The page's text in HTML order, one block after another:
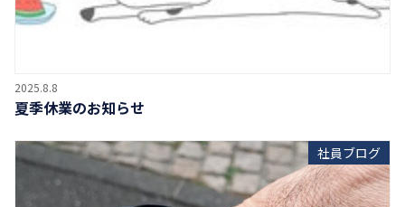
2025.8.8
夏季休業のお知らせ
社員ブログ